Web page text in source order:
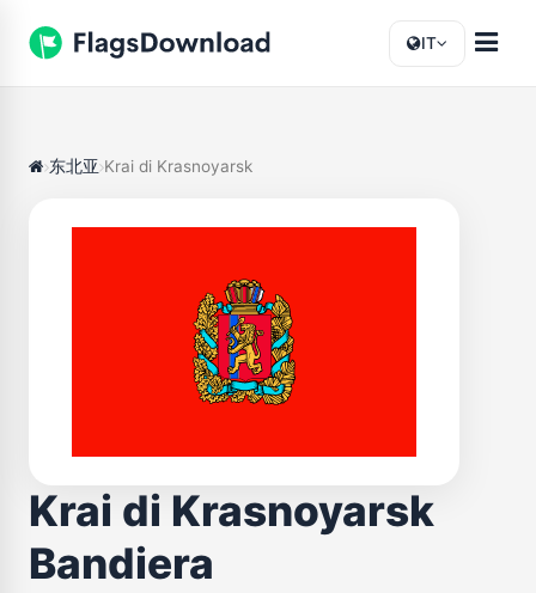
IT
东北亚 Krai di Krasnoyarsk
Krai di Krasnoyarsk
Bandiera